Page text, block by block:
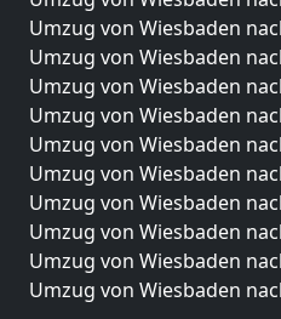
Umzug von Wiesbaden
Umzug von Wiesbaden
Umzug von Wiesbaden
Umzug von Wiesbaden
Umzug von Wiesbaden
Umzug von Wiesbaden
Umzug von Wiesbaden
Umzug von Wiesbaden
Umzug von Wiesbaden
Umzug von Wiesbaden